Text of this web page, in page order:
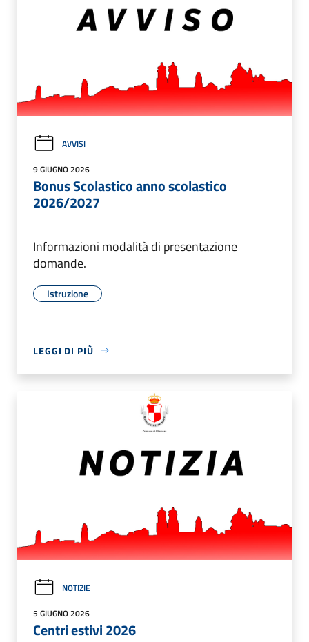
AVVISI
9 GIUGNO 2026
Bonus Scolastico anno scolastico
2026/2027
Informazioni modalità di presentazione
domande.
Istruzione
LEGGI DI PIÙ
NOTIZIE
5 GIUGNO 2026
Centri estivi 2026